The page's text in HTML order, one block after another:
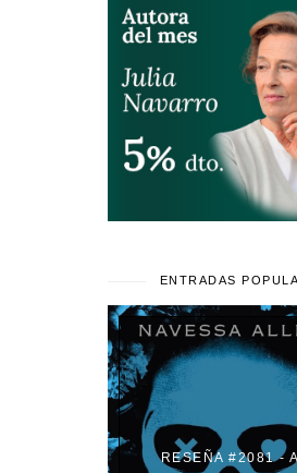
ENTRADAS
RESEÑA #2081 -